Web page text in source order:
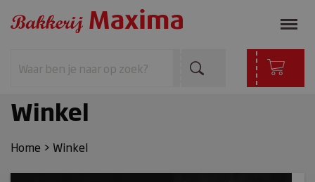
Winkel
Home > Winkel